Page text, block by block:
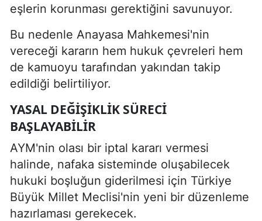
eşlerin korunması gerektiğini savunuyor.
Bu nedenle Anayasa Mahkemesi'nin
vereceği kararın hem hukuk çevreleri hem
de kamuoyu tarafından yakından takip
edildiği belirtiliyor.
YASAL DEĞIŞIKLIK SÜRECI
BAŞLAYABILIR
AYM'nin olası bir iptal kararı vermesi
halinde, nafaka sisteminde oluşabilecek
hukuki boşluğun giderilmesi için Türkiye
Büyük Millet Meclisi'nin yeni bir düzenleme
hazırlaması gerekecek.